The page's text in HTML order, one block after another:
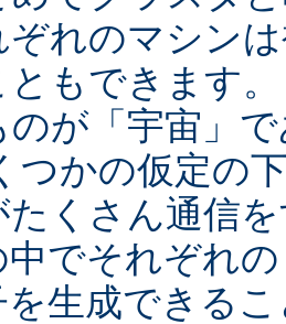
れのマシン
ともできます
のが「宇宙」
つかの仮定の
たくさん通信
中でそれぞれ
を生成できる